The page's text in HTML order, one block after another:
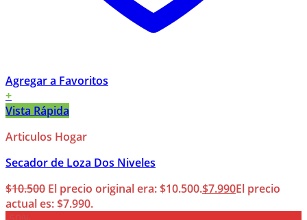
Agregar a Favoritos
+
Vista Rápida
Articulos Hogar
Secador de Loza Dos Niveles
$10.500 El precio original era: $10.500.$7.990El precio
actual es: $7.990.